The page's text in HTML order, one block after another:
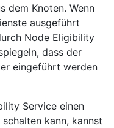
dem Knoten. Wenn
ausgeführt
Node Eligibility
dass der
eingeführt werden
Service einen
kann, kannst